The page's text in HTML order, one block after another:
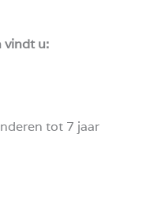
vindt u:
tot 7 jaar